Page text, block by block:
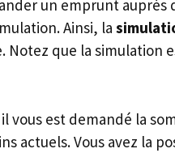
un emprunt auprès
Ainsi, la
Notez que la
vous est demandé la
actuels. Vous avez la